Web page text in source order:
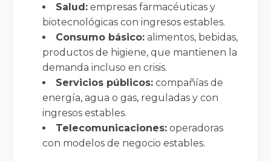
Salud: empresas farmacéuticas y
biotecnológicas con ingresos estables.
Consumo básico: alimentos, bebidas,
productos de higiene, que mantienen la
demanda incluso en crisis.
Servicios públicos: compañías de
energía, agua o gas, reguladas y con
ingresos estables.
Telecomunicaciones: operadoras
con modelos de negocio estables.